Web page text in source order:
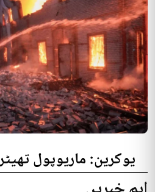
یوکرین: ماریوپول
300 افراد کی ہلاکت کا خدشہ